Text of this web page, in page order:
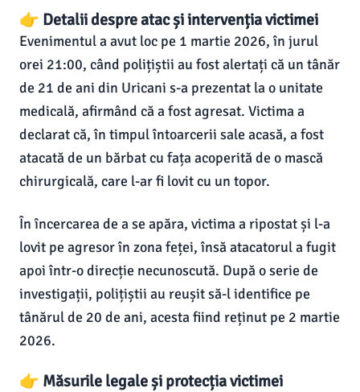
👉 Detalii despre atac și intervenția victimei
Evenimentul a avut loc pe 1 martie 2026, în jurul
orei 21:00, când polițiștii au fost alertați că un tânăr
de 21 de ani din Uricani s-a prezentat la o unitate
medicală, afirmând că a fost agresat. Victima a
declarat că, în timpul întoarcerii sale acasă, a fost
atacată de un bărbat cu fața acoperită de o mască
chirurgicală, care l-ar fi lovit cu un topor.
În încercarea de a se apăra, victima a ripostat și l-a
lovit pe agresor în zona feței, însă atacatorul a fugit
apoi într-o direcție necunoscută. După o serie de
investigații, polițiștii au reușit să-l identifice pe
tânărul de 20 de ani, acesta fiind reținut pe 2 martie
2026.
👉 Măsurile legale și protecția victimei